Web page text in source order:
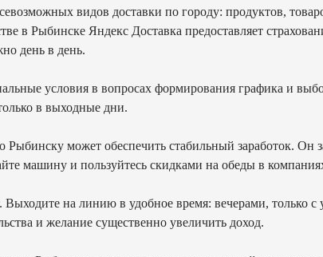
видов доставки по городу: продуктов,
в Рыбинске Яндекс Доставка предоставляет
день в день.
условия в вопросах формирования графика и
в выходные дни.
может обеспечить стабильный заработок. Он
машину и пользуйтесь скидками на обеды в
Выходите на линию в удобное время: вечерами,
и желание существенно увеличить доход.